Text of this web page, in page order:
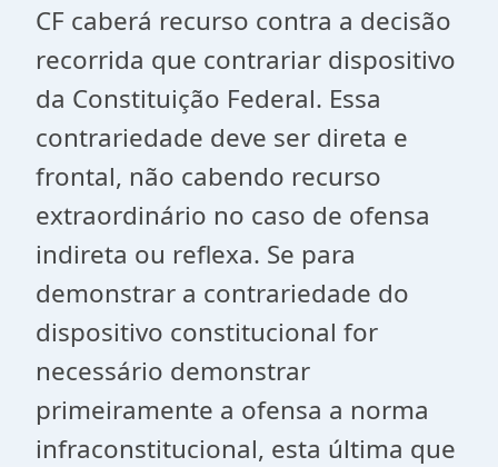
CF caberá recurso contra a decisão
recorrida que contrariar dispositivo
da Constituição Federal. Essa
contrariedade deve ser direta e
frontal, não cabendo recurso
extraordinário no caso de ofensa
indireta ou reflexa. Se para
demonstrar a contrariedade do
dispositivo constitucional for
necessário demonstrar
primeiramente a ofensa a norma
infraconstitucional, esta última que